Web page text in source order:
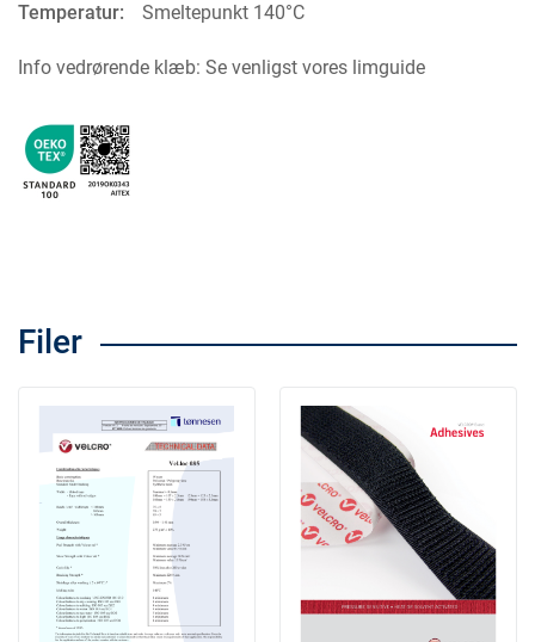
Temperatur:
Smeltepunkt 140°C
Info vedrørende klæb: Se venligst vores limguide
Filer